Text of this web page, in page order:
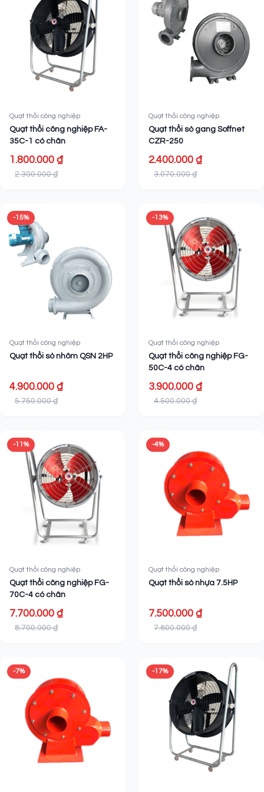
Quạt thổi công nghiệp
Quạt thổi công nghiệp FA-
35C-1 có chân
1.800.000 ₫
2.300.000 ₫
Quạt thổi công nghiệp
Quạt thổi sò gang Soffnet
CZR-250
2.400.000 ₫
3.070.000 ₫
-15%
Quạt thổi công nghiệp
Quạt thổi sò nhôm QSN 2HP
4.900.000 ₫
5.750.000 ₫
-13%
Quạt thổi công nghiệp
Quạt thổi công nghiệp FG-
50C-4 có chân
3.900.000 ₫
4.500.000 ₫
-11%
Quạt thổi công nghiệp
Quạt thổi công nghiệp FG-
70C-4 có chân
7.700.000 ₫
8.700.000 ₫
-4%
Quạt thổi công nghiệp
Quạt thổi sò nhựa 7.5HP
7.500.000 ₫
7.800.000 ₫
-7% -17%